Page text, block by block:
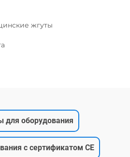
жгуты
для оборудования
с сертификатом CE